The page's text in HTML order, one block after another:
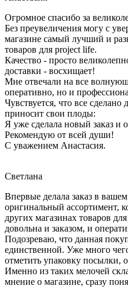
Огромное спасибо за
Без преувеличения могу с
магазине самый лучший и
товаров для project life.
Качество - просто
доставки - восхищает!
Мне отвечали на все
оперативно, но и
Чувствуется, что все сделано
приносит свои плоды:
Я уже сделала новый заказ и
Рекомендую от всей души!
С уважением Анастасия.
Светлана
Впервые делала заказ в
оригинальный ассортимент,
других магазинах товаров
довольна и заказом, и
Подозреваю, что данная
единственной. Уже много
отметить упаковку посылки,
Именно из таких мелочей
мнение о магазине, сразу